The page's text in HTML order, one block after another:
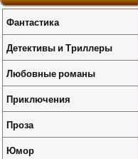
Фантастика
Детективы и Триллеры
Любовные романы
Приключения
Проза
Юмор